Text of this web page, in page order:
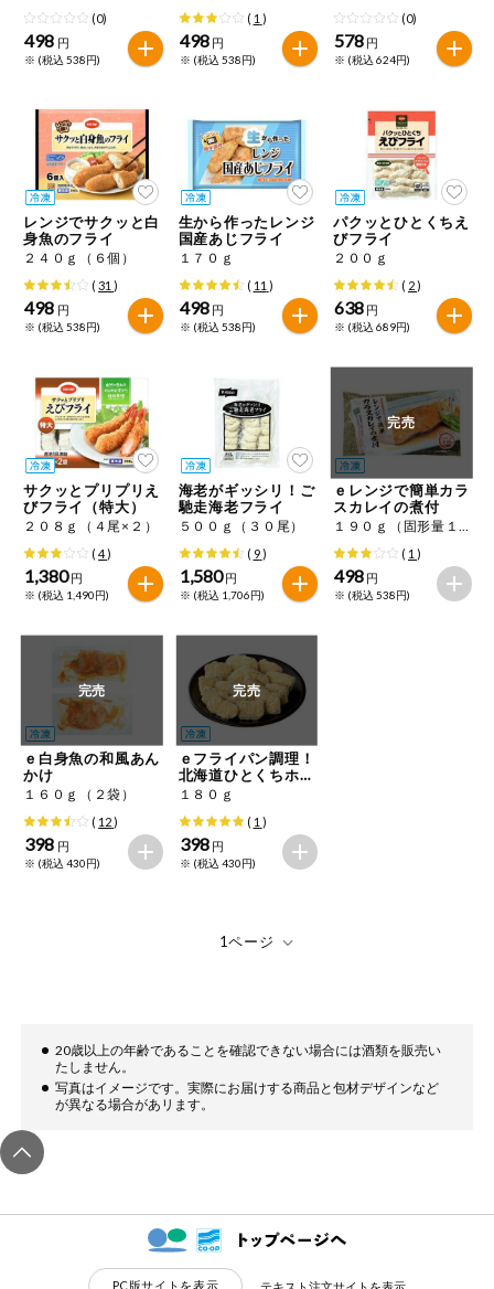
(0)
498 円
※ (税込 538円)
( 1 )
498 円
※ (税込 538円)
(0)
578 円
※ (税込 624円)
レンジでサクッと白
身魚のフライ
２４０ｇ（６個）
(31 )
498 円
※ (税込 538円)
生から作ったレンジ
国産あじフライ
１７０ｇ
( 11 )
498 円
※ (税込 538円)
パクッとひとくちえ
びフライ
２００ｇ
( 2)
638 円
※ (税込 689円)
サクッとプリプリえ
びフライ（特大）
２０８ｇ（４尾×２）
(4)
1,380 円
※ (税込 1,490円)
海老がギッシリ！ご
馳走海老フライ
５００ｇ（３０尾）
( 9)
1,580 円
※ (税込 1,706円)
完売
ｅレンジで簡単カラ
スカレイの煮付
１９０ｇ（固形量１４０ｇ）（２切）
( 1 )
498 円
※ (税込 538円)
完売
ｅ白身魚の和風あん
かけ
１６０ｇ（２袋）
( 12)
398 円
※ (税込 430円)
完売
ｅフライパン調理！
北海道ひとくちホッ
ケフライ
１８０ｇ
( 1 )
398 円
※ (税込 430円)
20歳以上の年齢であることを確認できない場合には酒類を販売い
たしません。
写真はイメージです。実際にお届けする商品と包材デザインなど
が異なる場合があリます。
PC版サイトを表示 テキスト注文サイトを表示